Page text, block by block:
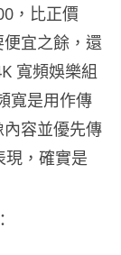
，比正價
宜之餘，還
寬頻娛樂組
寬是用作傳
容並優先傳
現，確實是